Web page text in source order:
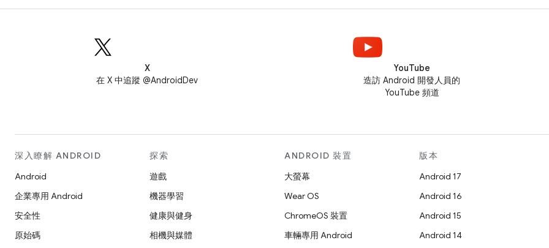
X
在 X 中追蹤 @AndroidDev
YouTube
造訪 Android 開發人員的
YouTube 頻道
深入瞭解 ANDROID
Android
企業專用 Android
安全性
原始碼
探索
遊戲
機器學習
健康與健身
相機與媒體
ANDROID 裝置
大螢幕
Wear OS
ChromeOS 裝置
車輛專用 Android
版本
Android 17
Android 16
Android 15
Android 14